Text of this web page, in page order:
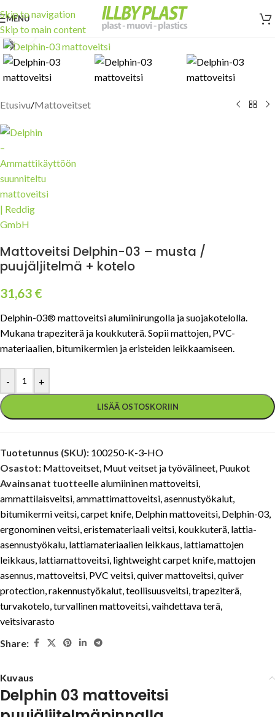
Skip to navigation
Skip to main content
MENU
Click to enlarge
Etusivu/Mattoveitset
Mattoveitsi Delphin-03 – musta /
puujäljitelmä + kotelo
31,63 €
Delphin-03® mattoveitsi alumiinirungolla ja suojakotelolla.
Mukana trapeziterä ja koukkuterä. Sopii mattojen, PVC-
materiaalien, bitumikermien ja eristeiden leikkaamiseen.
- +
LISÄÄ OSTOSKORIIN
Tuotetunnus (SKU): 100250-K-3-HO
Osastot: Mattoveitset, Muut veitset ja työvälineet, Puukot
Avainsanat tuotteellealumiininen mattoveitsi,
ammattilaisveitsi,ammattimattoveitsi,asennustyökalut,
bitumikermi veitsi,carpet knife, Delphin mattoveitsi, Delphin-03,
ergonominen veitsi,eristemateriaali veitsi, koukkuterä, lattia-
asennustyökalu, lattiamateriaalien leikkaus, lattiamattojen
leikkaus, lattiamattoveitsi, lightweight carpet knife,mattojen
asennus,mattoveitsi, PVC veitsi,quiver mattoveitsi,quiver
protection,rakennustyökalut,teollisuusveitsi,trapeziterä,
turvakotelo,turvallinen mattoveitsi,vaihdettava terä,
veitsivarasto
Share:
Kuvaus
Delphin 03 mattoveitsi